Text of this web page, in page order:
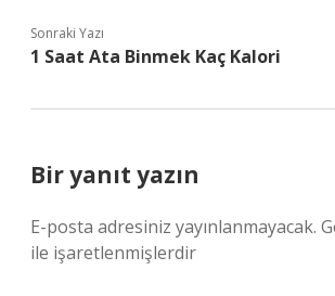
Sonraki Yazı
1 Saat Ata Binmek Kaç Kalori
Bir yanıt yazın
E-posta adresiniz yayınlanmayacak.
ile işaretlenmişlerdir